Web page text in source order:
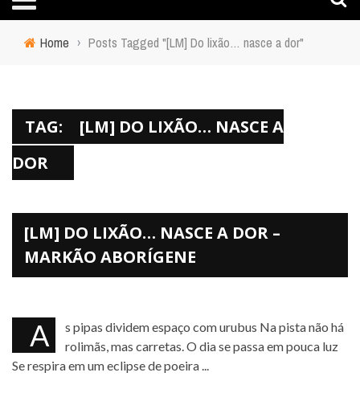
Home › Posts Tagged "[LM] Do lixão… nasce a dor"
TAG:
[LM] DO LIXÃO… NASCE A
DOR
[LM] DO LIXÃO… NASCE A DOR –
MARKÃO ABORÍGENE
As pipas dividem espaço com urubus Na pista não há
rolimãs, mas carretas. O dia se passa em pouca luz
Se respira em um eclipse de poeira ...